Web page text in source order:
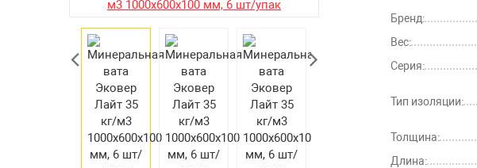
Бренд:
Вес:
Серия:
Тип изоляции:
Толщина:
Длина: